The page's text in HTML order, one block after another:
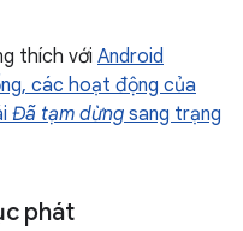
thích với Android
các hoạt động của
Đã tạm dừng sang trạng
phát